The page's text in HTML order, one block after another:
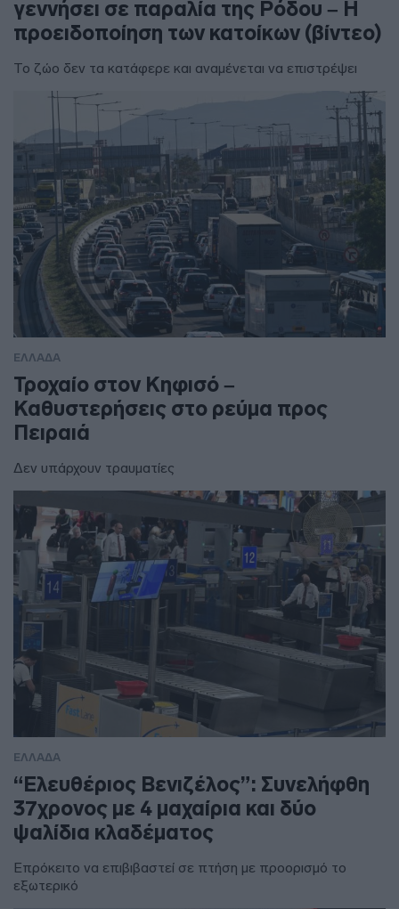
γεννήσει σε παραλία της Ρόδου – Η
προειδοποίηση των κατοίκων (βίντεο)
Το ζώο δεν τα κατάφερε και αναμένεται να επιστρέψει
ΕΛΛΑΔΑ
Τροχαίο στον Κηφισό –
Καθυστερήσεις στο ρεύμα προς
Πειραιά
Δεν υπάρχουν τραυματίες
ΕΛΛΑΔΑ
“Ελευθέριος Βενιζέλος”: Συνελήφθη
37χρονος με 4 μαχαίρια και δύο
ψαλίδια κλαδέματος
Επρόκειτο να επιβιβαστεί σε πτήση με προορισμό το
εξωτερικό